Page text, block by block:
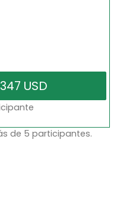
de 5 participantes.